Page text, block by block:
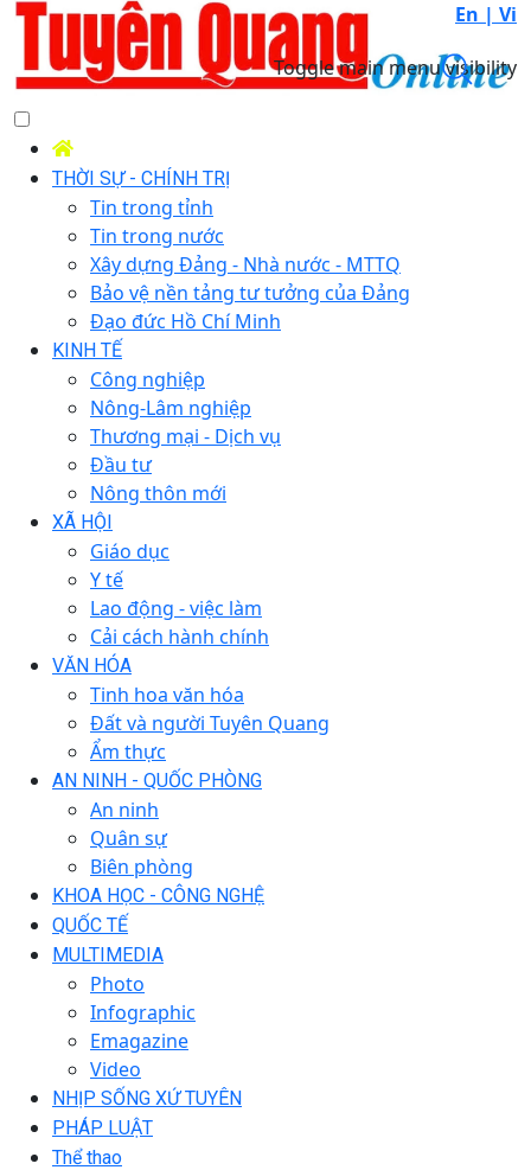
En | Vi
Toggle main menu visibility
THỜI SỰ - CHÍNH TRỊ
Tin trong tỉnh
Tin trong nước
Xây dựng Đảng - Nhà nước - MTTQ
Bảo vệ nền tảng tư tưởng của Đảng
Đạo đức Hồ Chí Minh
KINH TẾ
Công nghiệp
Nông-Lâm nghiệp
Thương mại - Dịch vụ
Đầu tư
Nông thôn mới
XÃ HỘI
Giáo dục
Y tế
Lao động - việc làm
Cải cách hành chính
VĂN HÓA
Tinh hoa văn hóa
Đất và người Tuyên Quang
Ẩm thực
AN NINH - QUỐC PHÒNG
An ninh
Quân sự
Biên phòng
KHOA HỌC - CÔNG NGHỆ
QUỐC TẾ
MULTIMEDIA
Photo
Infographic
Emagazine
Video
NHỊP SỐNG XỨ TUYÊN
PHÁP LUẬT
Thể thao